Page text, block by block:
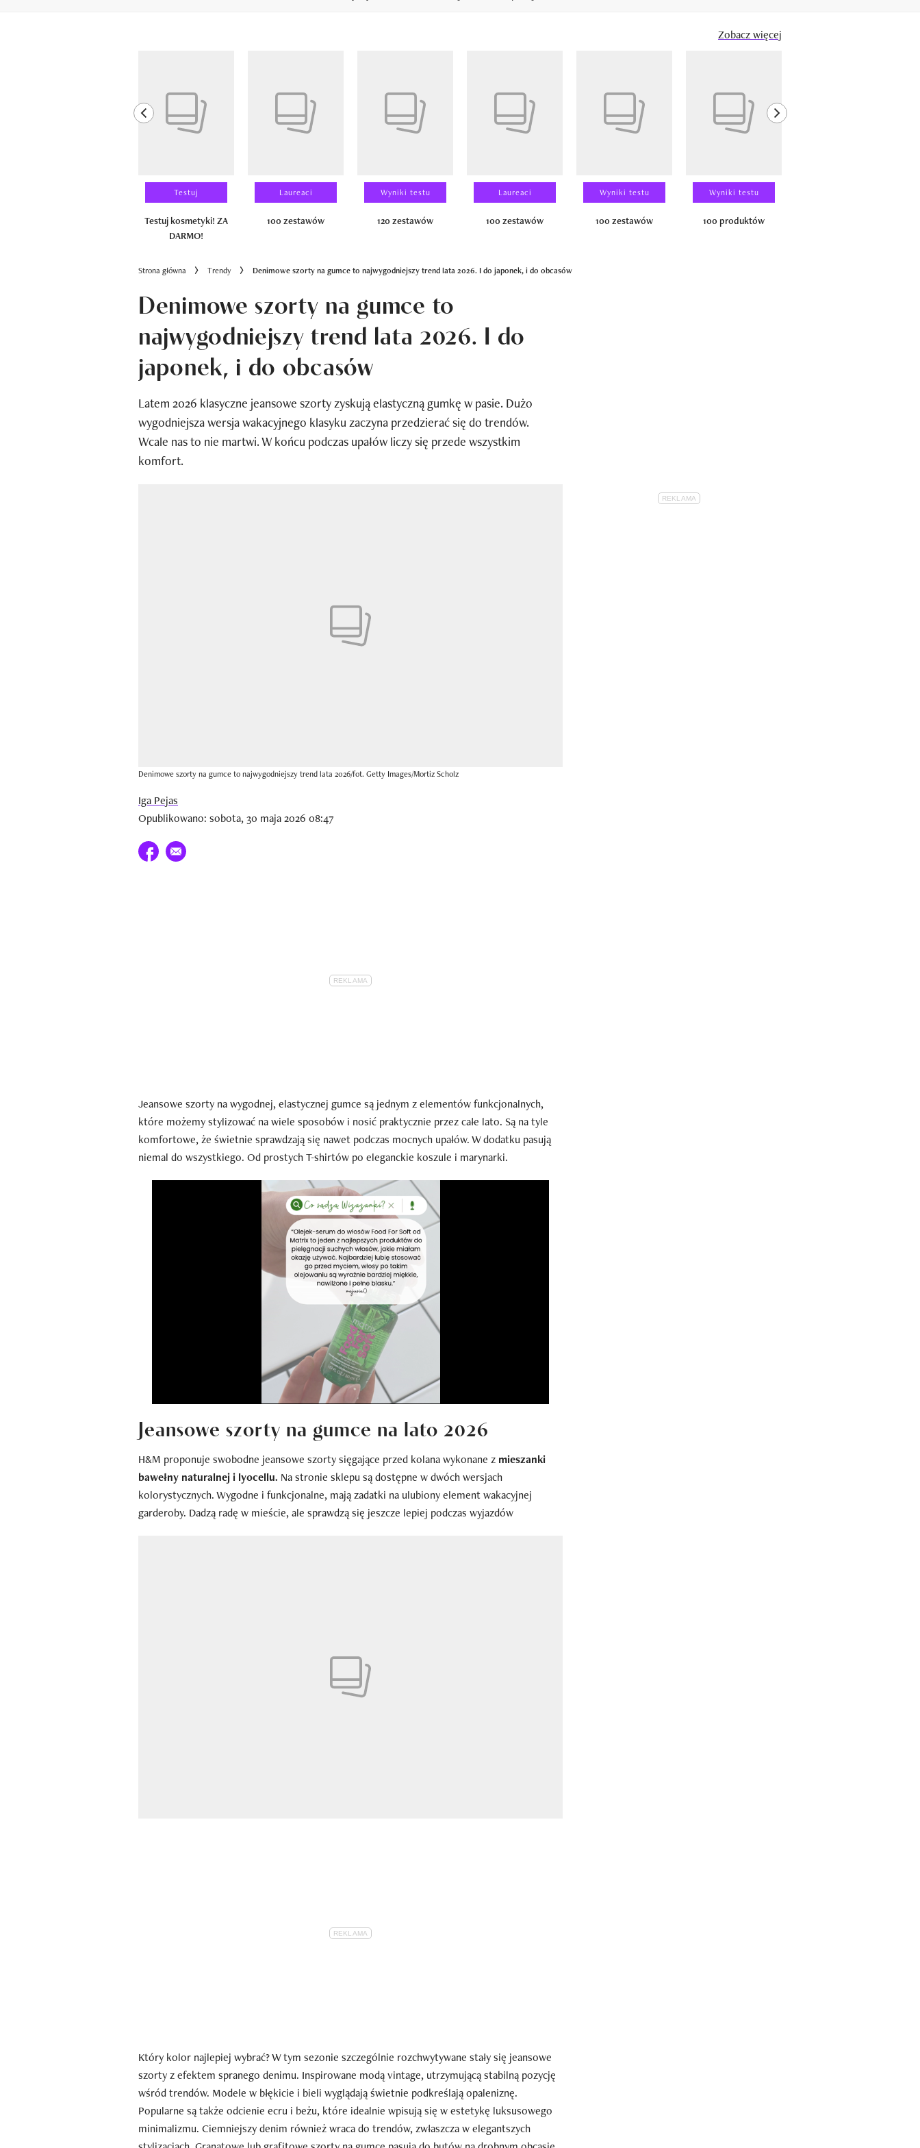
Zobacz więcej
previous element
Testuj
Testuj kosmetyki! ZA
DARMO!
Laureaci
100 zestawów
Wyniki testu
120 zestawów
Laureaci
100 zestawów
Wyniki testu
100 zestawów
Wyniki testu
100 produktów
next element
Strona główna Trendy Denimowe szorty na gumce to najwygodniejszy trend lata 2026. I do japonek, i do obcasów
Denimowe szorty na gumce to
najwygodniejszy trend lata 2026. I do
japonek, i do obcasów
Latem 2026 klasyczne jeansowe szorty zyskują elastyczną gumkę w pasie. Dużo
wygodniejsza wersja wakacyjnego klasyku zaczyna przedzierać się do trendów.
Wcale nas to nie martwi. W końcu podczas upałów liczy się przede wszystkim
komfort.
Denimowe szorty na gumce to najwygodniejszy trend lata 2026/fot. Getty Images/Mortiz Scholz
Iga Pejas
Opublikowano: sobota, 30 maja 2026 08:47
Udostępnij na facebook
E-mail do przyjaciela
Jeansowe szorty na wygodnej, elastycznej gumce są jednym z elementów funkcjonalnych,
które możemy stylizować na wiele sposobów i nosić praktycznie przez całe lato. Są na tyle
komfortowe, że świetnie sprawdzają się nawet podczas mocnych upałów. W dodatku pasują
niemal do wszystkiego. Od prostych T-shirtów po eleganckie koszule i marynarki.
Jeansowe szorty na gumce na lato 2026
H&M proponuje swobodne jeansowe szorty sięgające przed kolana wykonane z mieszanki
bawełny naturalnej i lyocellu. Na stronie sklepu są dostępne w dwóch wersjach
kolorystycznych. Wygodne i funkcjonalne, mają zadatki na ulubiony element wakacyjnej
garderoby. Dadzą radę w mieście, ale sprawdzą się jeszcze lepiej podczas wyjazdów
Który kolor najlepiej wybrać? W tym sezonie szczególnie rozchwytywane stały się jeansowe
szorty z efektem spranego denimu. Inspirowane modą vintage, utrzymującą stabilną pozycję
wśród trendów. Modele w błękicie i bieli wyglądają świetnie podkreślają opaleniznę.
Popularne są także odcienie ecru i beżu, które idealnie wpisują się w estetykę luksusowego
minimalizmu. Ciemniejszy denim również wraca do trendów, zwłaszcza w elegantszych